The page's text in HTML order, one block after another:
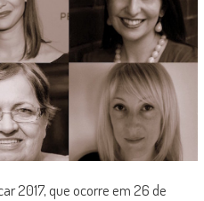
2017, que ocorre em 26 de